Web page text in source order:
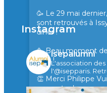
🥳 Le 29 mai
sont retrouvés à
diner !
🥳 Beau moment
rires !
👏 Merci Philippe
rencontre !
Instagram
isepalumni
L'association
l'@isepparis.